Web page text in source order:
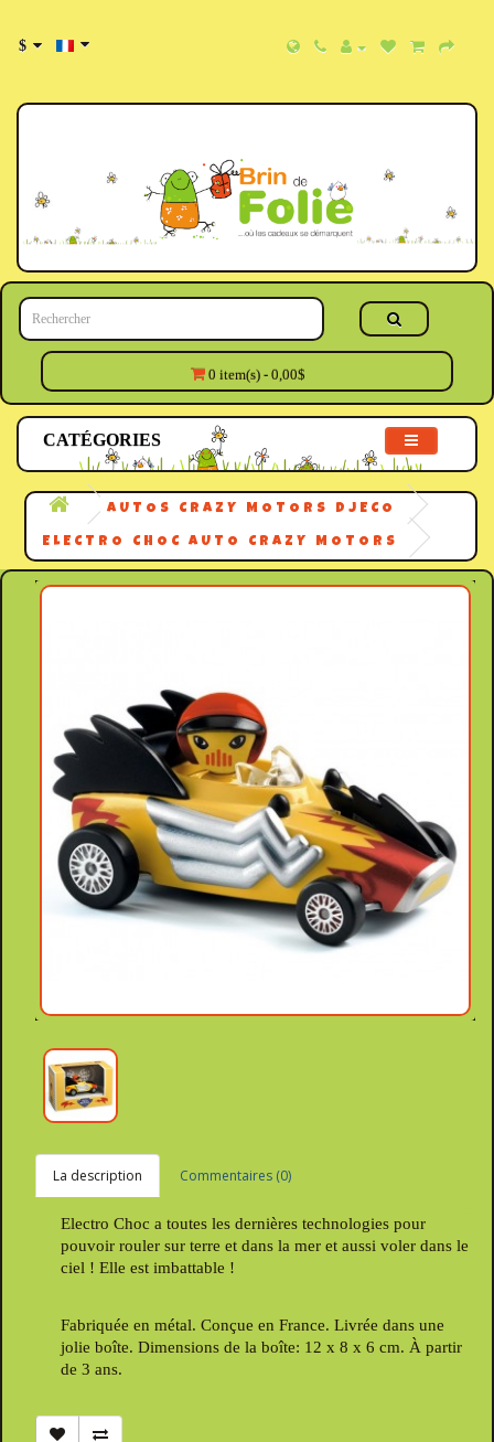
$
0 item(s) - 0,00$
CATÉGORIES
AUTOS CRAZY MOTORS DJECO
ELECTRO CHOC AUTO CRAZY MOTORS
La description Commentaires (0)
Electro Choc a toutes les dernières technologies pour
pouvoir rouler sur terre et dans la mer et aussi voler dans le
ciel ! Elle est imbattable !
Fabriquée en métal. Conçue en France. Livrée dans une
jolie boîte. Dimensions de la boîte: 12 x 8 x 6 cm. À partir
de 3 ans.